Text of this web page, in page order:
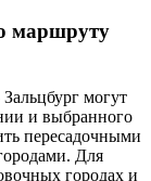
маршруту
могут
и выбранного
пересадочными
Для
городах и